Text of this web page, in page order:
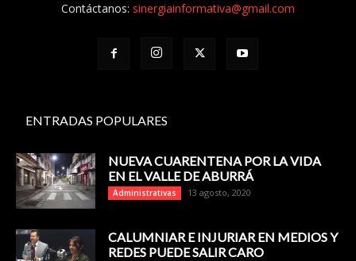
Contáctanos: sinergiainformativa@gmail.com
ENTRADAS POPULARES
NUEVA CUARENTENA POR LA VIDA
EN EL VALLE DE ABURRÁ
Administrativas 13 agosto, 2020
CALUMNIAR E INJURIAR EN MEDIOS Y
REDES PUEDE SALIR CARO